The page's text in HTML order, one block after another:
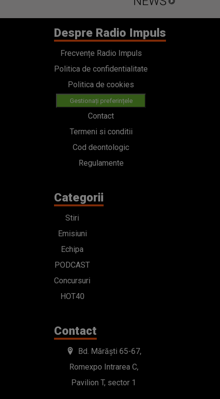
Despre Radio Impuls
Frecvențe Radio Impuls
Politica de confidentialitate
Politica de cookies
Gestionați preferințele
Contact
Termeni si conditii
Cod deontologic
Regulamente
Categorii
Stiri
Emisiuni
Echipa
PODCAST
Concursuri
HOT40
Contact
Bd. Mărăști 65-67,
Romexpo Intrarea C,
Pavilion T, sector 1